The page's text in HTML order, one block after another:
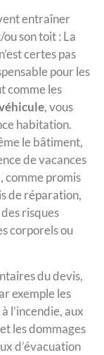
entraîner
son toit : La
certes pas
pour les
comme les
, vous
habitation.
le bâtiment,
de vacances
comme promis
de réparation,
risques
corporels ou
du devis,
exemple les
l’incendie, aux
les dommages
d’évacuation